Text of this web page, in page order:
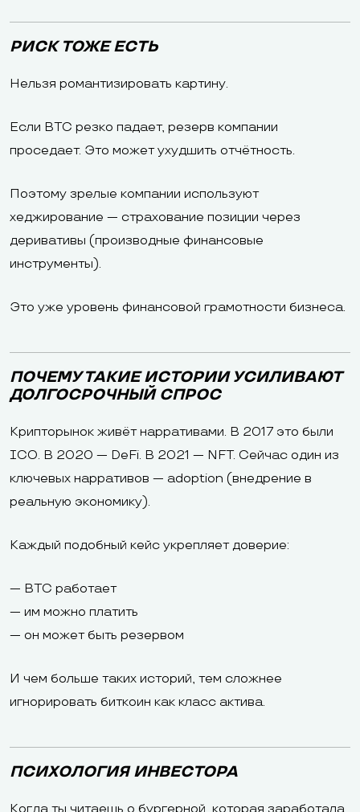
РИСК ТОЖЕ ЕСТЬ
Нельзя романтизировать картину.
Если BTC резко падает, резерв компании
проседает. Это может ухудшить отчётность.
Поэтому зрелые компании используют
хеджирование — страхование позиции через
деривативы (производные финансовые
инструменты).
Это уже уровень финансовой грамотности бизнеса.
ПОЧЕМУ ТАКИЕ ИСТОРИИ УСИЛИВАЮТ
ДОЛГОСРОЧНЫЙ СПРОС
Крипторынок живёт нарративами. В 2017 это были
ICO. В 2020 — DeFi. В 2021 — NFT. Сейчас один из
ключевых нарративов — adoption (внедрение в
реальную экономику).
Каждый подобный кейс укрепляет доверие:
— BTC работает
— им можно платить
— он может быть резервом
И чем больше таких историй, тем сложнее
игнорировать биткоин как класс актива.
ПСИХОЛОГИЯ ИНВЕСТОРА
Когда ты читаешь о бургерной, которая заработала